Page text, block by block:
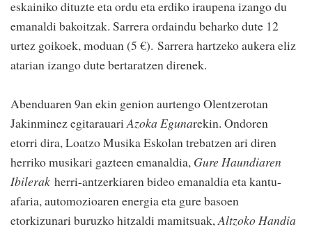
eskainiko dituzte eta ordu eta erdiko iraupena izango du
emanaldi bakoitzak. Sarrera ordaindu beharko dute 12
urtez goikoek, moduan (5 €). Sarrera hartzeko aukera eliz
atarian izango dute bertaratzen direnek.
Abenduaren 9an ekin genion aurtengo Olentzerotan
Jakinminez egitarauari Azoka Egunarekin. Ondoren
etorri dira, Loatzo Musika Eskolan trebatzen ari diren
herriko musikari gazteen emanaldia, Gure Haundiaren
Ibilerak herri-antzerkiaren bideo emanaldia eta kantu-
afaria, automozioaren energia eta gure basoen
etorkizunari buruzko hitzaldi mamitsuak, Altzoko Handia